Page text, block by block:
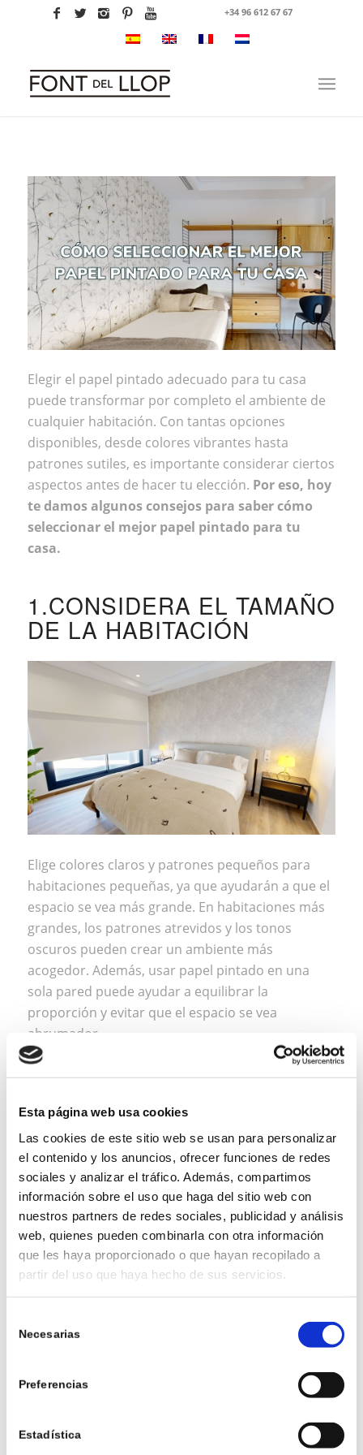
Esta página web usa cookies
Las cookies de este sitio web se usan para personalizar
el contenido y los anuncios, ofrecer funciones de redes
sociales y analizar el tráfico. Además, compartimos
información sobre el uso que haga del sitio web con
nuestros partners de redes sociales, publicidad y análisis
web, quienes pueden combinarla con otra información
que les haya proporcionado o que hayan recopilado a
partir del uso que haya hecho de sus servicios.
Necesarias
Preferencias
Estadística
+34 96 612 67 67
Elegir el papel pintado adecuado para tu casa
puede transformar por completo el ambiente de
cualquier habitación. Con tantas opciones
disponibles, desde colores vibrantes hasta
patrones sutiles, es importante considerar ciertos
aspectos antes de hacer tu elección. Por eso, hoy
te damos algunos consejos para saber cómo
seleccionar el mejor papel pintado para tu
casa.
1.CONSIDERA EL TAMAÑO
DE LA HABITACIÓN
Elige colores claros y patrones pequeños para
habitaciones pequeñas, ya que ayudarán a que el
espacio se vea más grande. En habitaciones más
grandes, los patrones atrevidos y los tonos
oscuros pueden crear un ambiente más
acogedor. Además, usar papel pintado en una
sola pared puede ayudar a equilibrar la
proporción y evitar que el espacio se vea
abrumador.
AMBIENTE QUE QUIERES
CREAR EN LA
HABITACIÓN
minimalistas funcionan bien en áreas como